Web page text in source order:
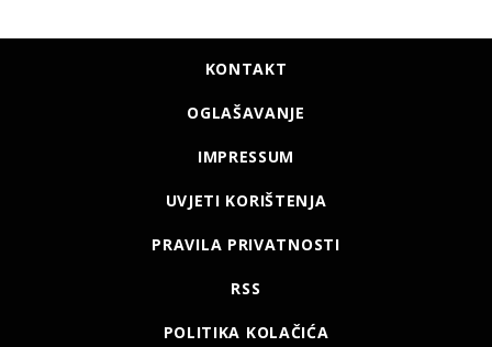
KONTAKT
OGLAŠAVANJE
IMPRESSUM
UVJETI KORIŠTENJA
PRAVILA PRIVATNOSTI
RSS
POLITIKA KOLAČIĆA